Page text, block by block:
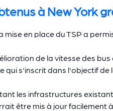
à New York
mise en place du TSP a
de la vitesse des
qui s'inscrit dans l'objectif de
les infrastructures
être mis à jour facilement